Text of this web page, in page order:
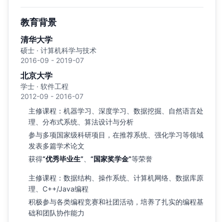
教育背景
清华大学
硕士 · 计算机科学与技术
2016-09 - 2019-07
北京大学
学士 · 软件工程
2012-09 - 2016-07
主修课程：机器学习、深度学习、数据挖掘、自然语言处
理、分布式系统、算法设计与分析
参与多项国家级科研项目，在推荐系统、强化学习等领域
发表多篇学术论文
获得“优秀毕业生” “国家奖学金”等荣誉
主修课程：数据结构、操作系统、计算机网络、数据库原
理、C++/Java编程
积极参与各类编程竞赛和社团活动，培养了扎实的编程基
础和团队协作能力